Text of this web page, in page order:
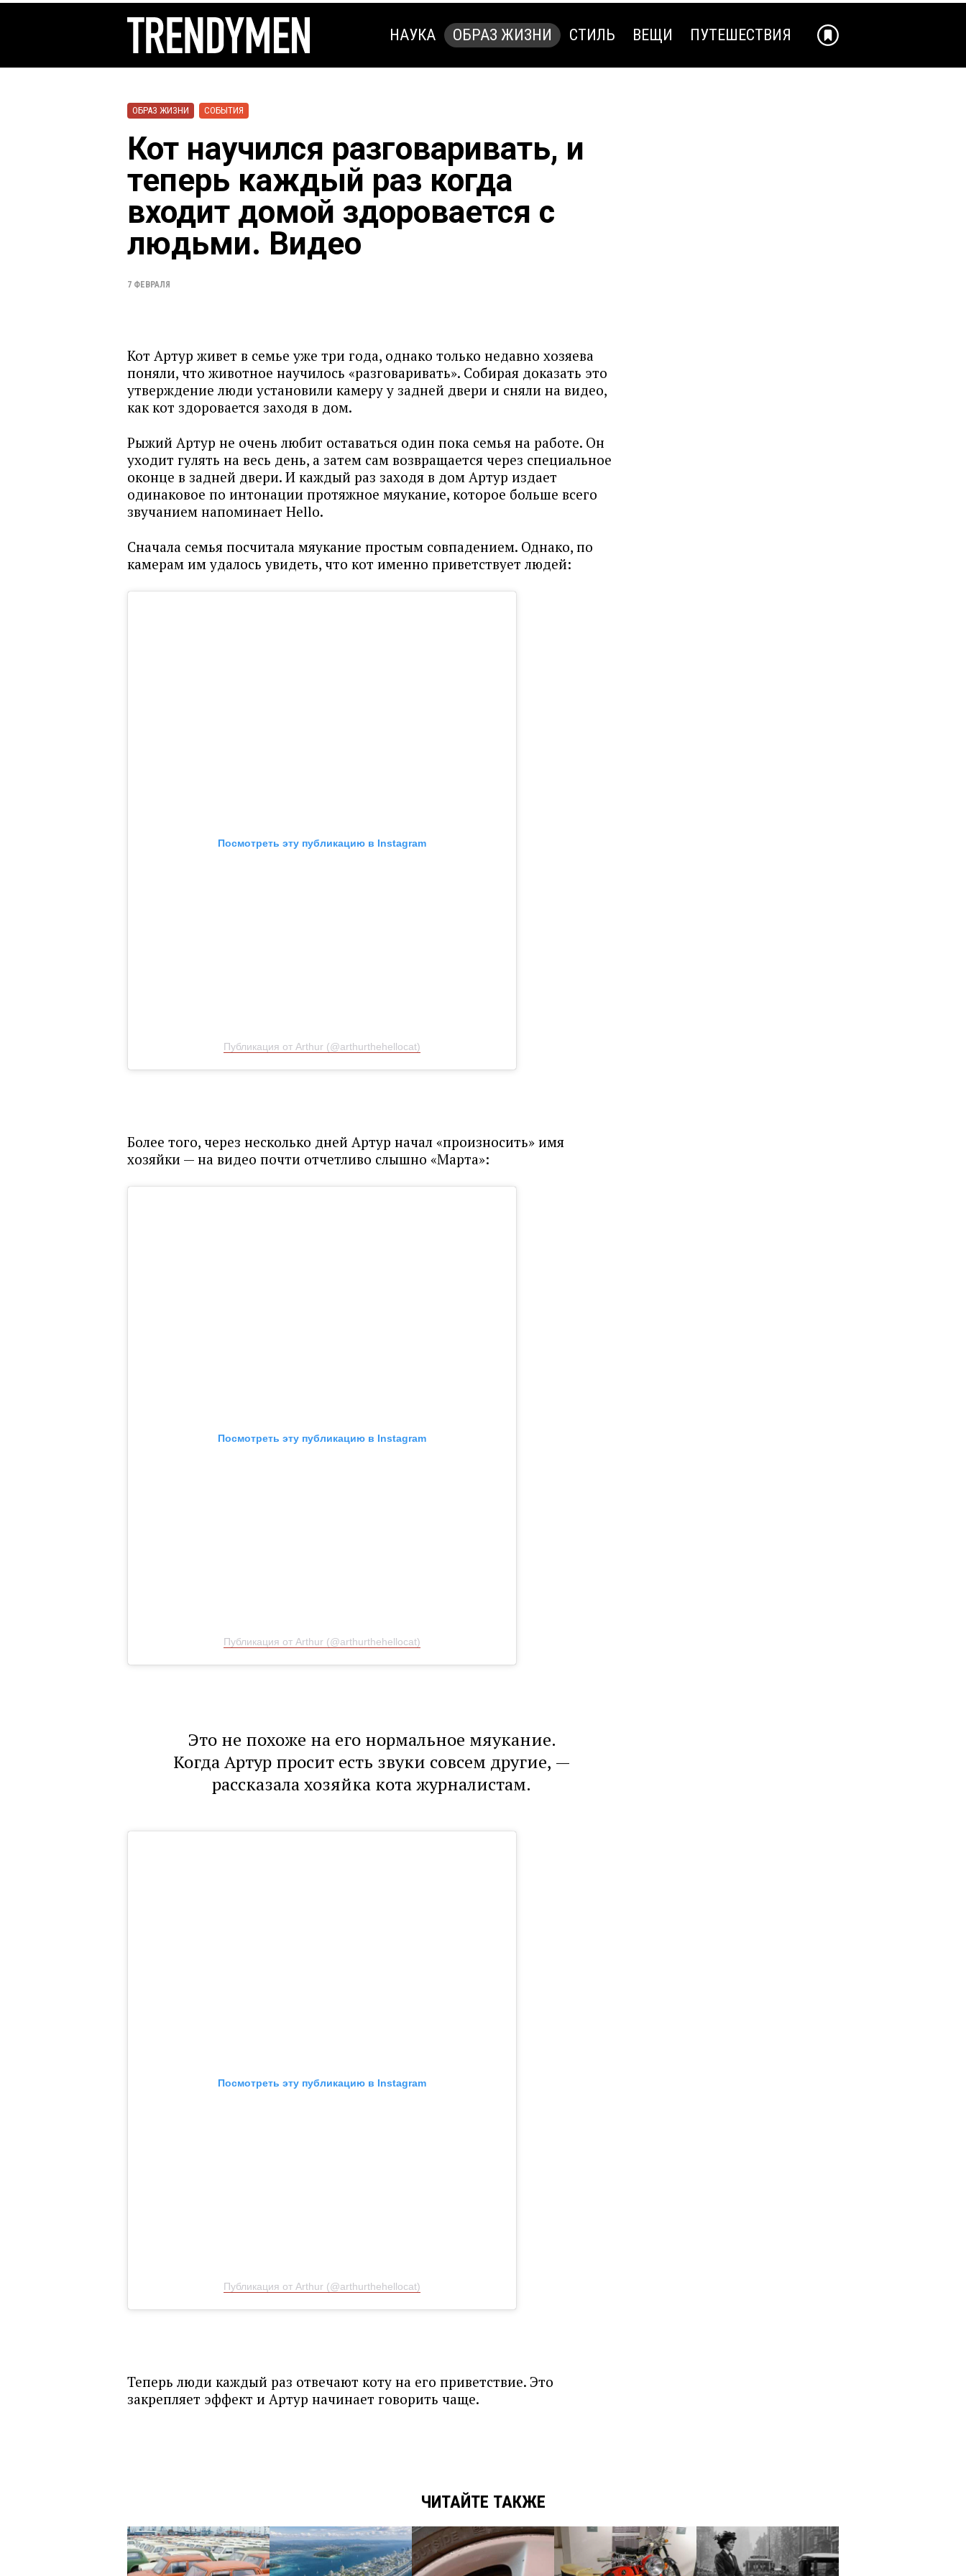
НАУКА ОБРАЗ ЖИЗНИ СТИЛЬ ВЕЩИ ПУТЕШЕСТВИЯ
ОБРАЗ ЖИЗНИ СОБЫТИЯ
Кот научился разговаривать, и
теперь каждый раз когда
входит домой здоровается с
людьми. Видео
7 ФЕВРАЛЯ
Кот Артур живет в семье уже три года, однако только недавно хозяева
поняли, что животное научилось «разговаривать». Собирая доказать это
утверждение люди установили камеру у задней двери и сняли на видео,
как кот здоровается заходя в дом.
Рыжий Артур не очень любит оставаться один пока семья на работе. Он
уходит гулять на весь день, а затем сам возвращается через специальное
оконце в задней двери. И каждый раз заходя в дом Артур издает
одинаковое по интонации протяжное мяукание, которое больше всего
звучанием напоминает Hello.
Сначала семья посчитала мяукание простым совпадением. Однако, по
камерам им удалось увидеть, что кот именно приветствует людей:
Посмотреть эту публикацию в Instagram
Публикация от Arthur (@arthurthehellocat)
Более того, через несколько дней Артур начал «произносить» имя
хозяйки — на видео почти отчетливо слышно «Марта»:
Посмотреть эту публикацию в Instagram
Публикация от Arthur (@arthurthehellocat)
Это не похоже на его нормальное мяукание.
Когда Артур просит есть звуки совсем другие, —
рассказала хозяйка кота журналистам.
Посмотреть эту публикацию в Instagram
Публикация от Arthur (@arthurthehellocat)
Теперь люди каждый раз отвечают коту на его приветствие. Это
закрепляет эффект и Артур начинает говорить чаще.
ЧИТАЙТЕ ТАКЖЕ